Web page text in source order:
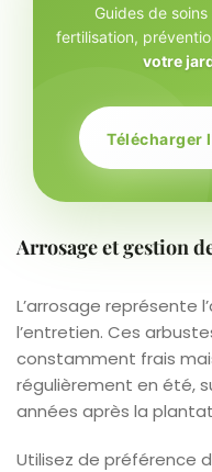
Guides de
fertilisation,
votre
Télécharger
Arrosage et gestion
L’arrosage représente
l’entretien. Ces
constamment frais
régulièrement en été,
années après la
Utilisez de préférence